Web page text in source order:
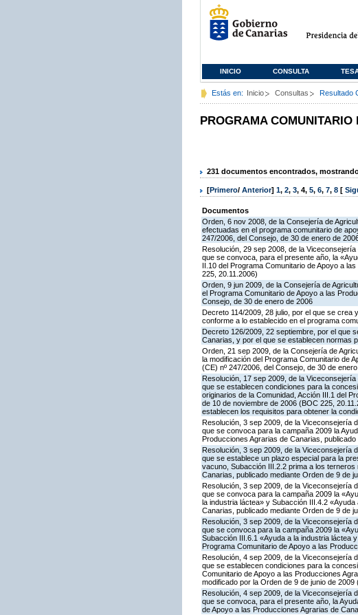
INICIO CONSULTA
Estás en: Inicio Consultas Resultado
PROGRAMA
231 documentos encontrados,
[Primero/ Anterior] 1, 2, 3, 4, 5, 6, 7, 8 [
Documentos
Orden, 6 nov 2008, de la Consejería de
efectuadas en el programa comunitario de
247/2006, del Consejo, de 30 de enero de
Resolución, 29 sep 2008, de la
que se convoca, para el presente año, la
II.10 del Programa Comunitario de Apoyo a
225, 20.11.2006)
Orden, 9 jun 2009, de la Consejería de
el Programa Comunitario de Apoyo a las
Consejo, de 30 de enero de 2006
Decreto 114/2009, 28 julio, por el que se
conforme a lo establecido en el programa
Decreto 126/2009, 22 septiembre, por el que
Canarias, y por el que se establecen normas
Orden, 21 sep 2009, de la Consejería de
la modificación del Programa Comunitario de
(CE) nº 247/2006, del Consejo, de 30 de
Resolución, 17 sep 2009, de la
que se establecen condiciones para la
originarios de la Comunidad, Acción III.1 del
de 10 de noviembre de 2006 (BOC 225,
establecen los requisitos para obtener la
Resolución, 3 sep 2009, de la Viceconsejería
que se convoca para la campaña 2009 la
Producciones Agrarias de Canarias,
Resolución, 3 sep 2009, de la Viceconsejería
que se establece un plazo especial para la
vacuno, Subacción III.2.2 prima a los
Canarias, publicado mediante Orden de 9 de
Resolución, 3 sep 2009, de la Viceconsejería
que se convoca para la campaña 2009 la
la industria láctea» y Subacción III.4.2
Canarias, publicado mediante Orden de 9 de
Resolución, 3 sep 2009, de la Viceconsejería
que se convoca para la campaña 2009 la
Subacción III.6.1 «Ayuda a la industria láctea
Programa Comunitario de Apoyo a las
Resolución, 4 sep 2009, de la Viceconsejería
que se establecen condiciones para la
Comunitario de Apoyo a las Producciones
modificado por la Orden de 9 de junio de 2009
Resolución, 4 sep 2009, de la Viceconsejería
que se convoca, para el presente año, la
de Apoyo a las Producciones Agrarias de